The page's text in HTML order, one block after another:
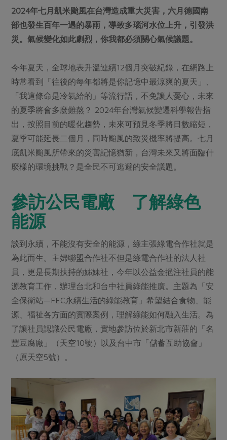
調理食材・點心
調味醬料/南北貨 烘焙
保健食品
居家好物
美妝保養 個人清潔
家庭清潔 織品
日用品 圖書禮品
防災用品
最新產品
優惠專區
樂齡友善
烘焙．點心
醬料
湯品．鍋物
涼拌沙拉
飲品
主題食譜
異國料理
年菜食譜
節慶大餐
高麗菜海鮮煎餅
合作25-精選產品第三彈
更多當季產品
議題活動
主婦聯盟X樂齡網特約優惠案
2024農業發展計畫年度報告
更多議題活動
減硝酸鹽 惜食
非基改運動 支持本土農糧
減添加物 減塑減廢
更多議題
生活者e週報
自主把關
檢驗報告
社員權益
合作社法規
社務專區
選舉專區
媒體報導
下載專區
地區活動
社務會議 地區活動
活動報下載
2024年七月凱米颱風在台灣造成重大災害，六月德國南
部也發生百年一遇的暴雨，導致多瑙河水位上升，引發洪
災。氣候變化如此劇烈，你我都必須關心氣候議題。
今年夏天，全球地表升溫連續12個月突破紀錄，在網路上
時常看到「往後的每年都將是你記憶中最涼爽的夏天」、
「我這條命是冷氣給的」等流行語，不免讓人憂心，未來
的夏季將會多麼難熬？ 2024年台灣氣候變遷科學報告指
出，按照目前的暖化趨勢，未來可預見冬季將日數縮短，
夏季可能延長二個月，同時颱風的致災機率將提高。七月
底凱米颱風所帶來的災害記憶猶新，台灣未來又將面臨什
麼樣的環境挑戰？是全民不可逃避的安全議題。
參訪公民電廠 了解綠色
能源
談到永續，不能沒有安全的能源，綠主張綠電合作社就是
為此而生。主婦聯盟合作社不但是綠電合作社的法人社
員，更是長期扶持的姊妹社，今年以公益金挹注社員的能
源教育工作，辦理台北和台中社員綠能推廣。主題為「安
全保衛站—FEC永續生活的綠能教育」希望結合食物、能
源、福祉各方面的實際案例，理解綠能如何融入生活。為
了讓社員認識公民電廠，實地參訪位於新北市新莊的「名
豐豆腐廠」（天空10號）以及台中市「儲蓄互助協會」
（原天空5號）。